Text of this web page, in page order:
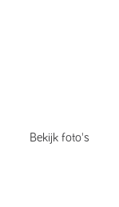
Bekijk foto's